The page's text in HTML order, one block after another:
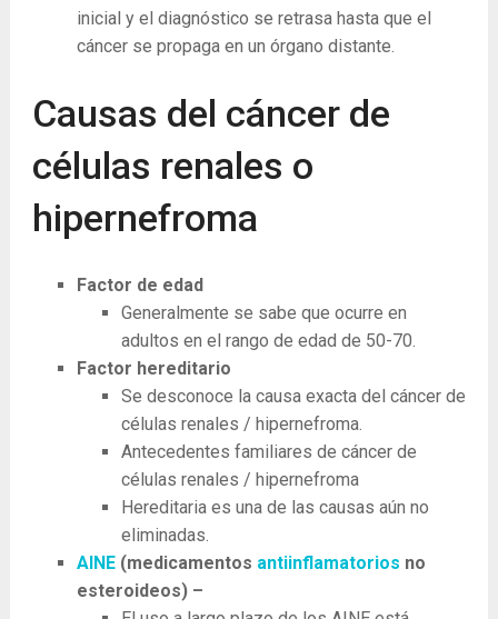
inicial y el diagnóstico se retrasa hasta que el
cáncer se propaga en un órgano distante.
Causas del cáncer de
células renales o
hipernefroma
Factor de edad
Generalmente se sabe que ocurre en
adultos en el rango de edad de 50-70.
Factor hereditario
Se desconoce la causa exacta del cáncer de
células renales / hipernefroma.
Antecedentes familiares de cáncer de
células renales / hipernefroma
Hereditaria es una de las causas aún no
eliminadas.
AINE(medicamentos antiinflamatorios no
esteroideos) –